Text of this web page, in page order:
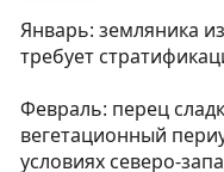
Январь: земляника
требует
Февраль: перец
вегетационный
условиях северо-